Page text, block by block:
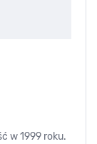
w 1999 roku.